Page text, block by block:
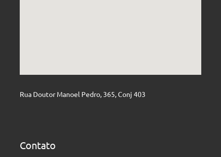
Rua Doutor Manoel Pedro, 365, Conj 403
Contato